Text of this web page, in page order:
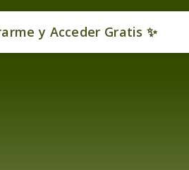
y Acceder Gratis ✨